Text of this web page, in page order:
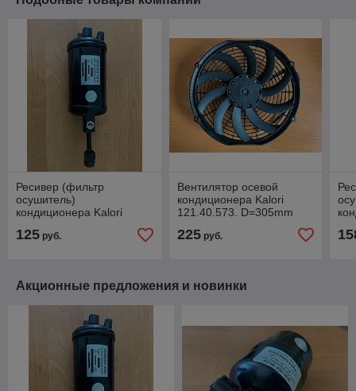
Ресивер (фильтр
осушитель)
кондиционера Kalori
125 руб.
Вентилятор осевой
кондиционера Kalori
121.40.573. D=305mm
225руб.
Акционные предложения и новинки